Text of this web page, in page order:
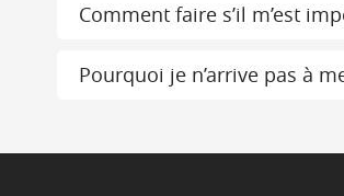
Comment faire s’il m’est
Pourquoi je n’arrive pas à